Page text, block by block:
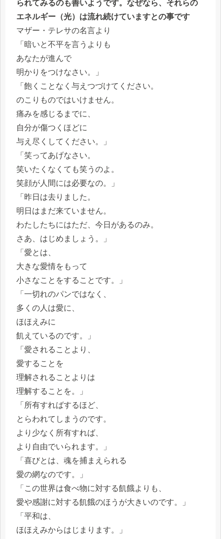
られてみるのも善いようです。なぜなら、それらの
エネルギー（光）は流れ続けていますとの事です
マザー・テレサの名言より
「暗いと不平を言うよりも
あなたが進んで
明かりをつけなさい。」
「飽くことなく与えつづけてください。
のこりものではいけません。
痛みを感じるまでに、
自分が傷つくほどに
与え尽くしてください。」
「笑ってあげなさい。
笑いたくなくても笑うのよ。
笑顔が人間には必要なの。」
「昨日は去りました。
明日はまだ来ていません。
わたしたちにはただ、今日があるのみ。
さあ、はじめましょう。」
「愛とは、
大きな愛情をもって
小さなことをすることです。」
「一切れのパンではなく、
多くの人は愛に、
ほほえみに
飢えているのです。」
「愛されることより、
愛することを
理解されることよりは
理解することを。」
「所有すればするほど、
とらわれてしまうのです。
より少なく所有すれば、
より自由でいられます。」
「喜びとは、魂を捕まえられる
愛の網なのです。」
「この世界は食べ物に対する飢餓よりも、
愛や感謝に対する飢餓のほうが大きいのです。」
「平和は、
ほほえみからはじまります。」